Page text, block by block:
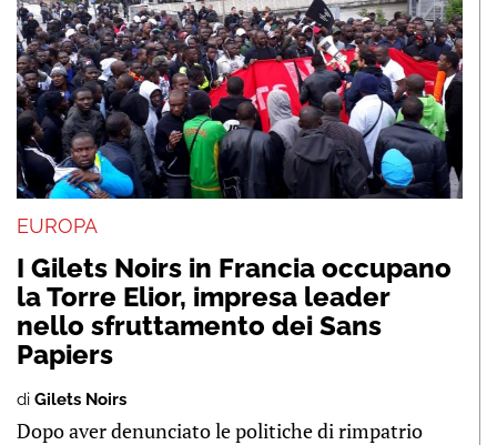
EUROPA
I Gilets Noirs in Francia occupano
la Torre Elior, impresa leader
nello sfruttamento dei Sans
Papiers
di Gilets Noirs
Dopo aver denunciato le politiche di rimpatrio